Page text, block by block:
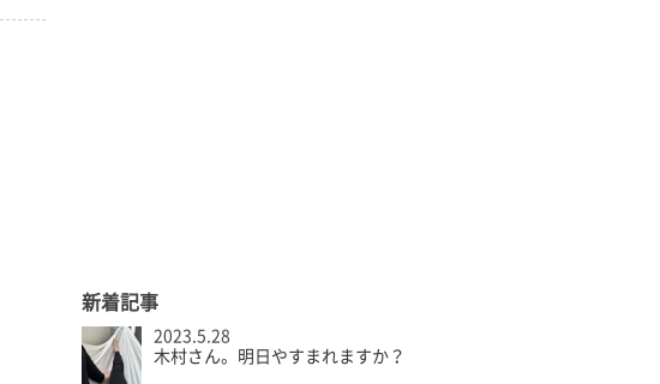
新着記事
2023.5.28
木村さん。明日やすまれますか？